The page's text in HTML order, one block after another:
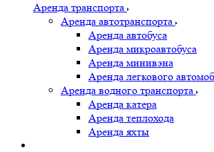
Аренда транспорта
Аренда автотранспорта
Аренда автобуса
Аренда микроавтобуса
Аренда минивэна
Аренда легкового
Аренда водного транспорта
Аренда катера
Аренда теплохода
Аренда яхты